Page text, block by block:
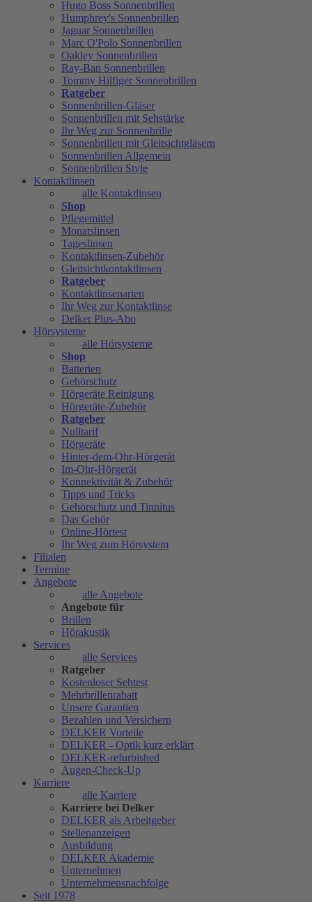
Hugo Boss Sonnenbrillen
Humphrey's Sonnenbrillen
Jaguar Sonnenbrillen
Marc O'Polo Sonnenbrillen
Oakley Sonnenbrillen
Ray-Ban Sonnenbrillen
Tommy Hilfiger Sonnenbrillen
Ratgeber
Sonnenbrillen-Gläser
Sonnenbrillen mit Sehstärke
Ihr Weg zur Sonnenbrille
Sonnenbrillen mit Gleitsichtgläsern
Sonnenbrillen Allgemein
Sonnenbrillen Style
Kontaktlinsen
alle Kontaktlinsen
Shop
Pflegemittel
Monatslinsen
Tageslinsen
Kontaktlinsen-Zubehör
Gleitsichtkontaktlinsen
Ratgeber
Kontaktlinsenarten
Ihr Weg zur Kontaktlinse
Delker Plus-Abo
Hörsysteme
alle Hörsysteme
Shop
Batterien
Gehörschutz
Hörgeräte Reinigung
Hörgeräte-Zubehör
Ratgeber
Nulltarif
Hörgeräte
Hinter-dem-Ohr-Hörgerät
Im-Ohr-Hörgerät
Konnektivität & Zubehör
Tipps und Tricks
Gehörschutz und Tinnitus
Das Gehör
Online-Hörtest
Ihr Weg zum Hörsystem
Filialen
Termine
Angebote
alle Angebote
Angebote für
Brillen
Hörakustik
Services
alle Services
Ratgeber
Kostenloser Sehtest
Mehrbrillenrabatt
Unsere Garantien
Bezahlen und Versichern
DELKER Vorteile
DELKER - Optik kurz erklärt
DELKER-refurbished
Augen-Check-Up
Karriere
alle Karriere
Karriere bei Delker
DELKER als Arbeitgeber
Stellenanzeigen
Ausbildung
DELKER Akademie
Unternehmen
Unternehmensnachfolge
Seit 1978